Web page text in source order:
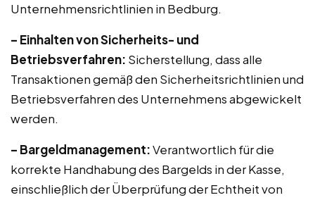
Unternehmensrichtlinien in Bedburg.
– Einhalten von Sicherheits- und
Betriebsverfahren: Sicherstellung, dass alle
Transaktionen gemäß den Sicherheitsrichtlinien und
Betriebsverfahren des Unternehmens abgewickelt
werden.
– Bargeldmanagement:Verantwortlich für die
korrekte Handhabung des Bargelds in der Kasse,
einschließlich der Überprüfung der Echtheit von